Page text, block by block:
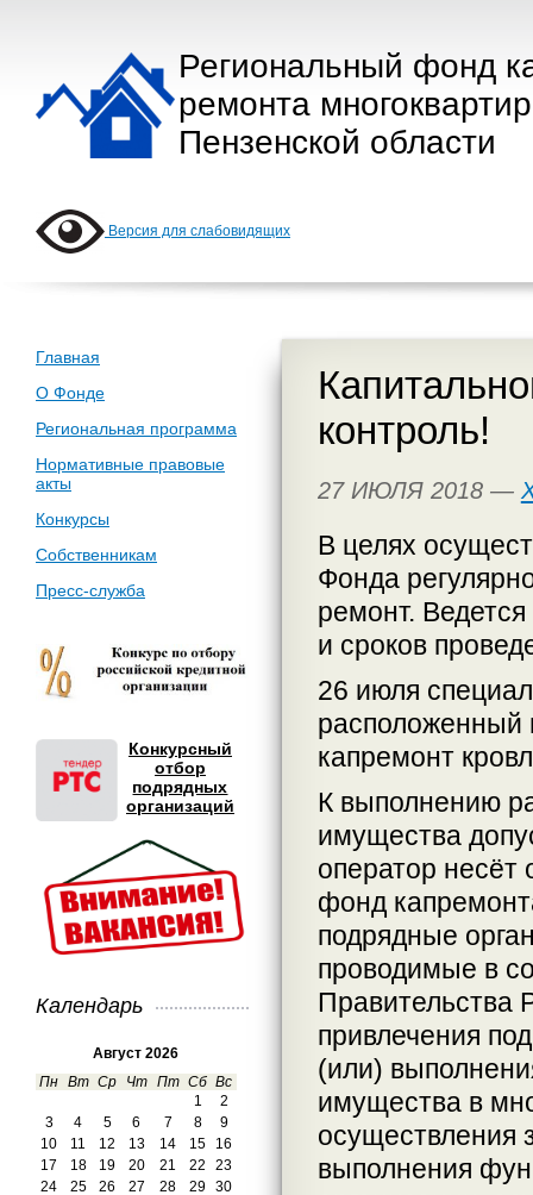
Региональный фонд
ремонта
Пензенской области
Версия для слабовидящих
Главная
О Фонде
Региональная программа
Нормативные правовые
акты
Конкурсы
Собственникам
Пресс-служба
Конкурсный
отбор
подрядных
организаций
Календарь
Август 2026
Пн Вт Ср Чт Пт Сб Вс
1
2
3
4 5 6 7 8
9
10
11 12 13 14 15
16
17
18 19 20 21 22
23
24
25 26 27 28 29
30
контроль!
27 ИЮЛЯ 2018 —
В целях
Фонда
ремонт. Ведется
и сроков
26 июля
расположенный
капремонт
К выполнению
имущества
оператор
фонд
подрядные
проводимые в
Правительства
привлечения
(или)
имущества в
осуществления
выполнения